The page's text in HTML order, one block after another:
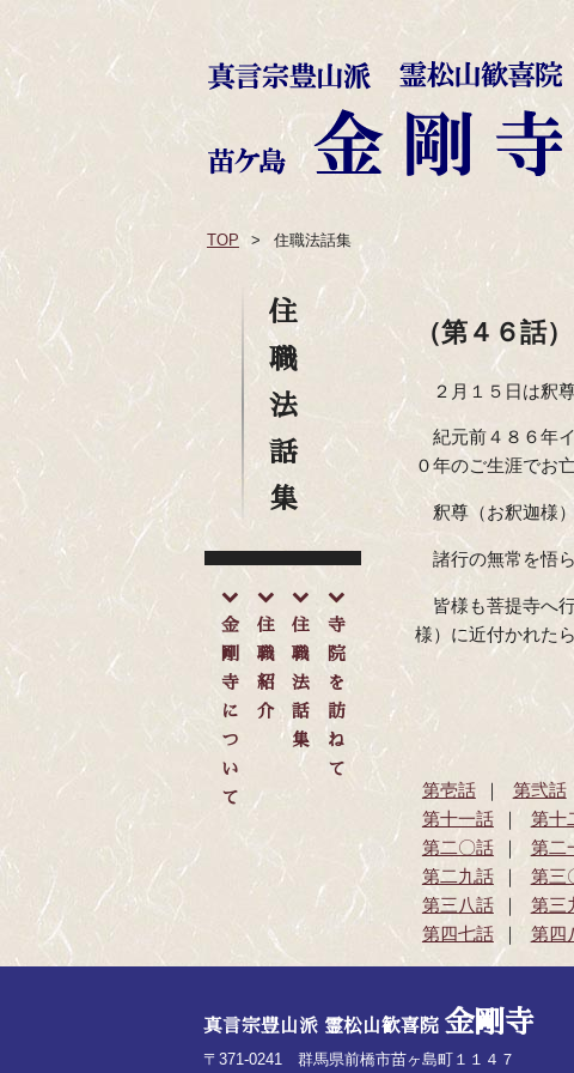
TOP 住職法話集
住
職
法
話
集
金
剛
寺
に
つ
い
て
住
職
紹
介
住
職
法
話
集
寺
院
を
訪
ね
て
（第４６話
２月１５日は釈
紀元前４８６年
０年のご生涯でお
釈尊（お釈迦様
諸行の無常を悟
皆様も菩提寺へ
様）に近付かれた
第壱話 第弐話
第十一話
第十
第二〇話
第二
第二九話
第三
第三八話
第三
第四七話
第四
真言宗豊山派 霊松山歓喜院金剛寺
〒371-0241 群馬県前橋市苗ヶ島町１１４７